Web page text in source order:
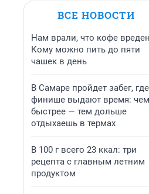
ВСЕ НОВОСТИ
Нам врали, что кофе
Кому можно пить до пяти
чашек в день
В Самаре пройдет забег,
финише выдают время: чем
быстрее — тем дольше
отдыхаешь в термах
В 100 г всего 23 ккал: три
рецепта с главным летним
продуктом